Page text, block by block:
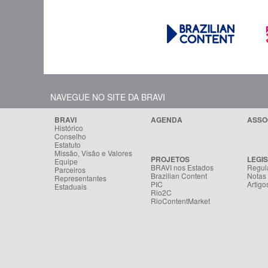
NAVEGUE NO SITE DA BRAVI
BRAVI
Histórico
Conselho
Estatuto
Missão, Visão e Valores
Equipe
Parceiros
Representantes
Estaduais
AGENDA
PROJETOS
BRAVI nos Estados
Brazilian Content
PIC
Rio2C
RioContentMarket
Notas